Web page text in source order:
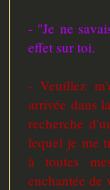
- "Je ne
effet sur toi.
- Veuillez
arrivée dans
recherche
lequel je me
à toutes
enchantée de